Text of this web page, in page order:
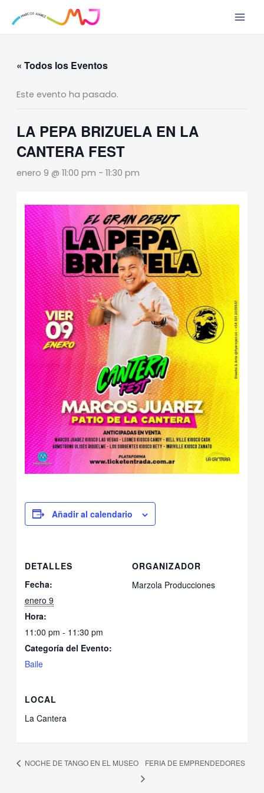
« Todos los Eventos
Este evento ha pasado.
LA PEPA BRIZUELA EN LA
CANTERA FEST
enero 9 @ 11:00 pm - 11:30 pm
Añadir al calendario
DETALLES
Fecha:
enero 9
Hora:
11:00 pm - 11:30 pm
Categoría del Evento:
Baile
ORGANIZADOR
Marzola Producciones
LOCAL
La Cantera
NOCHE DE TANGO EN EL MUSEO FERIA DE EMPRENDEDORES